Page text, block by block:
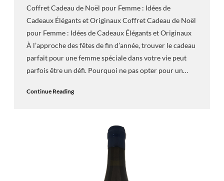
Coffret Cadeau de Noël pour Femme : Idées de
Cadeaux Élégants et Originaux Coffret Cadeau de Noël
pour Femme : Idées de Cadeaux Élégants et Originaux
À l’approche des fêtes de fin d’année, trouver le cadeau
parfait pour une femme spéciale dans votre vie peut
parfois être un défi. Pourquoi ne pas opter pour un…
Continue Reading